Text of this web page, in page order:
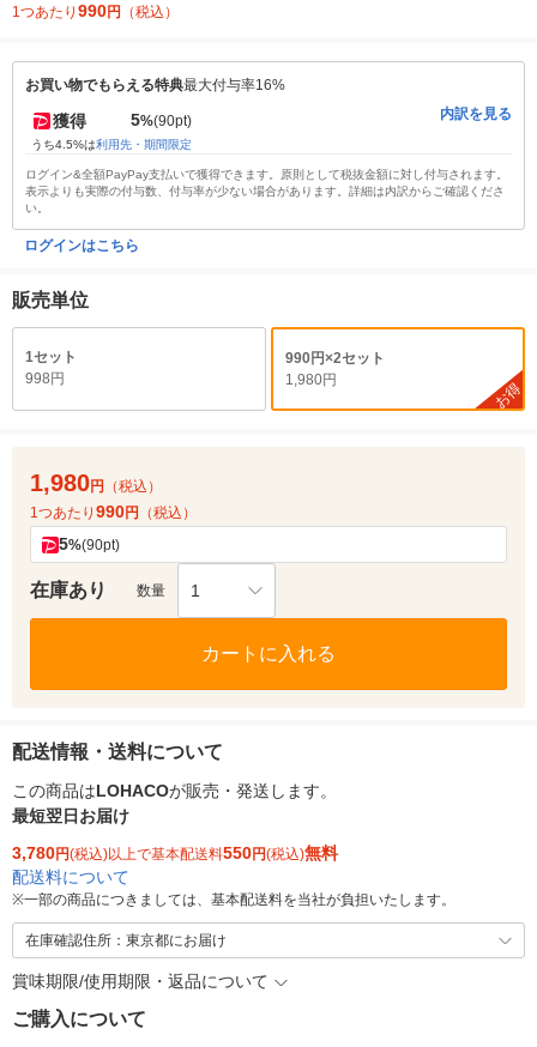
1つあたり 990円 （税込）
お買い物でもらえる特典最大付与率16%
獲得 5%(90pt)
うち4.5%は利用先・期間限定
内訳を見る
ログイン&全額PayPay支払いで獲得できます。原則として税抜金額に対し付与されます。
表示よりも実際の付与数、付与率が少ない場合があります。詳細は内訳からご確認くださ
い。
ログインはこちら
販売単位
1セット
998円
990円×2セット
1,980円
お得
1,980円
（税込）
1つあたり 990円 （税込）
5%(90pt)
在庫あり 数量 1
カートに入れる
配送情報・送料について
この商品はLOHACOが販売・発送します。
最短翌日お届け
3,780円(税込)以上で基本配送料550円(税込)無料
配送料について
※一部の商品につきましては、基本配送料を当社が負担いたします。
在庫確認住所：東京都にお届け
賞味期限/使用期限・返品について
ご購入について